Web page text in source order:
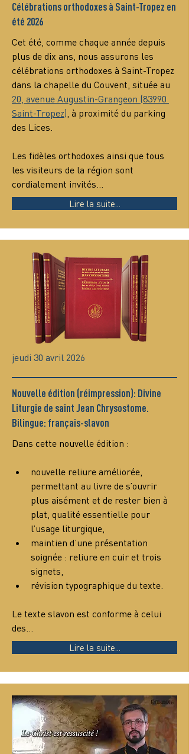
Célébrations orthodoxes à Saint-Tropez en
été 2026
Cet été, comme chaque année depuis
plus de dix ans, nous assurons les
célébrations orthodoxes à Saint-Tropez
dans la chapelle du Couvent, située au
20, avenue Augustin-Grangeon (83990
Saint-Tropez), à proximité du parking
des Lices.
Les fidèles orthodoxes ainsi que tous
les visiteurs de la région sont
cordialement invités…
Lire la suite...
jeudi 30 avril 2026
Nouvelle édition (réimpression): Divine
Liturgie de saint Jean Chrysostome.
Bilingue: français-slavon
Dans cette nouvelle édition :
nouvelle reliure améliorée,
permettant au livre de s’ouvrir
plus aisément et de rester bien à
plat, qualité essentielle pour
l’usage liturgique,
maintien d’une présentation
soignée : reliure en cuir et trois
signets,
révision typographique du texte.
Le texte slavon est conforme à celui
des…
Lire la suite...